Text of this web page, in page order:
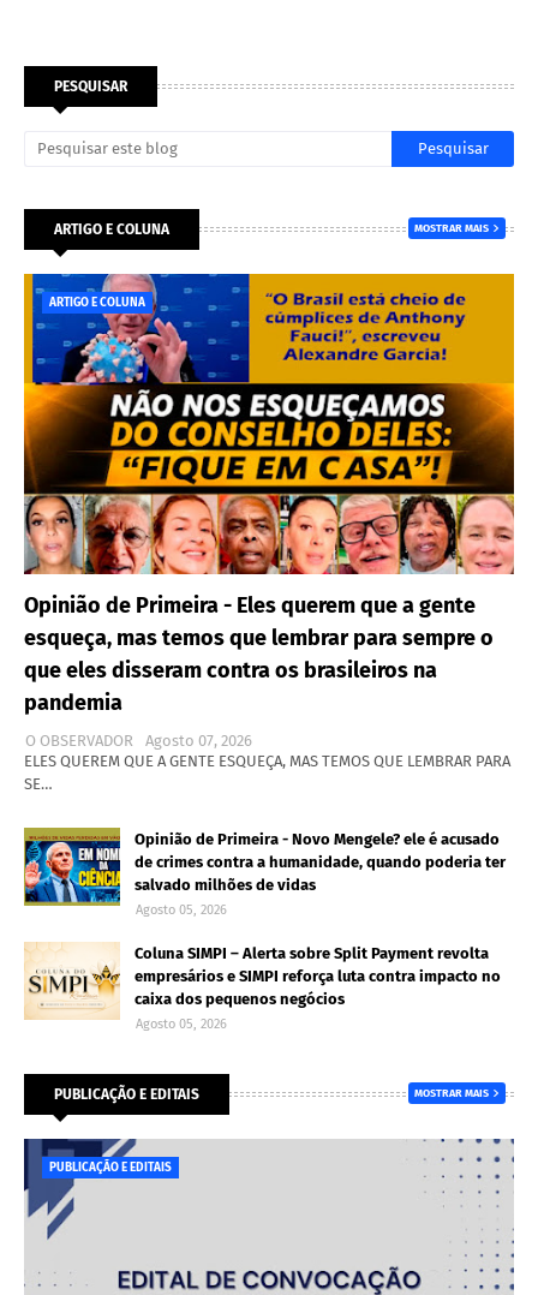
PESQUISAR
ARTIGO E COLUNA MOSTRAR MAIS
ARTIGO E COLUNA
Opinião de Primeira - Eles querem que a gente
esqueça, mas temos que lembrar para sempre o
que eles disseram contra os brasileiros na
pandemia
O OBSERVADOR
Agosto 07, 2026
ELES QUEREM QUE A GENTE ESQUEÇA, MAS TEMOS QUE LEMBRAR PARA
SE…
Opinião de Primeira - Novo Mengele? ele é acusado
de crimes contra a humanidade, quando poderia ter
salvado milhões de vidas
Agosto 05, 2026
Coluna SIMPI – Alerta sobre Split Payment revolta
empresários e SIMPI reforça luta contra impacto no
caixa dos pequenos negócios
Agosto 05, 2026
PUBLICAÇÃO E EDITAIS MOSTRAR MAIS
PUBLICAÇÃO E EDITAIS